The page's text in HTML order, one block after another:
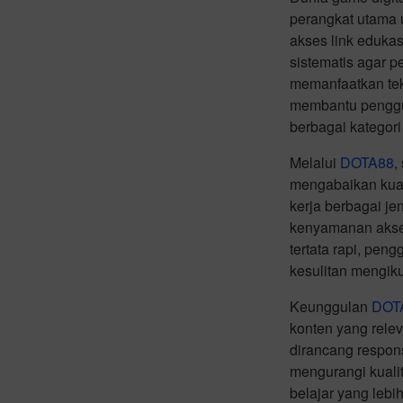
perangkat
akses link
sistematis agar
memanfaatkan
membantu
berbagai
Melalui DOTA88,
mengabaikan
kerja berbagai
kenyamanan
tertata rapi,
kesulitan
Keunggulan
konten yang
dirancang
mengurangi
belajar yang